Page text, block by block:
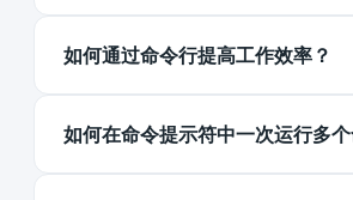
如何通过命令行提高工作效率？
如何在命令提示符中一次运行多